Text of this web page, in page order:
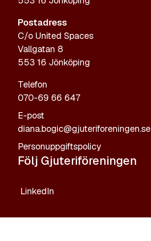
Postadress
C/o United Spaces
Vallgatan 8
553 16 Jönköping
Telefon
070-69 66 647
E-post
diana.bogic@gjuteriforeningen.se
Personuppgiftspolicy
Följ Gjuteriföreningen
LinkedIn